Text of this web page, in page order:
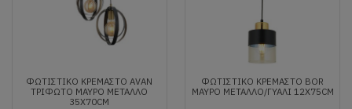
ΦΩΤΙΣΤΙΚΌ ΚΡΕΜΑΣΤΌ AVAN
ΤΡΊΦΩΤΟ ΜΑΎΡΟ ΜΈΤΑΛΛΟ
35X70CM
ΦΩΤΙΣΤΙΚΌ ΚΡΕΜΑΣΤΌ BOR
ΜΑΎΡΟ ΜΈΤΑΛΛΟ/ΓΥΑΛΊ 12X75CM